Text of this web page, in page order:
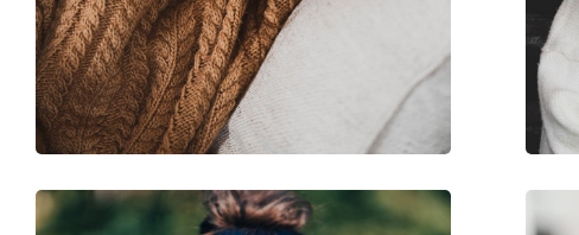
Catégorie:
Marque:
Code:
ET17444N 545 52